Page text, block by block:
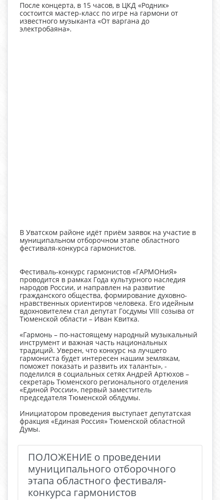
После концерта, в 15 часов, в ЦКД «Родник»
состоится мастер-класс по игре на гармони от
известного музыканта «От варгана до
электробаяна».
В Уватском районе идёт приём заявок на участие в
муниципальном отборочном этапе областного
фестиваля-конкурса гармонистов.
Фестиваль-конкурс гармонистов «ГАРМОНиЯ»
проводится в рамках Года культурного наследия
народов России, и направлен на развитие
гражданского общества, формирование духовно-
нравственных ориентиров человека. Его идейным
вдохновителем стал депутат Госдумы VIII созыва от
Тюменской области – Иван Квитка.
«Гармонь – по-настоящему народный музыкальный
инструмент и важная часть национальных
традиций. Уверен, что конкурс на лучшего
гармониста будет интересен нашим землякам,
поможет показать и развить их таланты», -
поделился в социальных сетях Андрей Артюхов –
секретарь Тюменского регионального отделения
«Единой России», первый заместитель
председателя Тюменской облдумы.
Инициатором проведения выступает депутатская
фракция «Единая Россия» Тюменской областной
Думы.
ПОЛОЖЕНИЕ о проведении
муниципального отборочного
этапа областного фестиваля-
конкурса гармонистов